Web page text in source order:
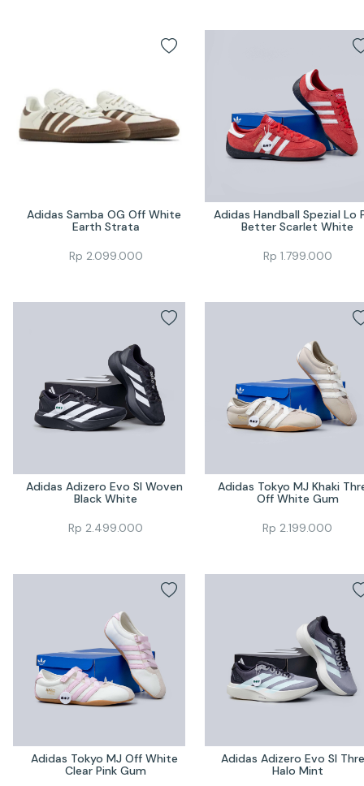
Adidas Samba OG Off White
Earth Strata
Rp 2.099.000
Adidas Handball Spezial Lo
Better Scarlet White
Rp 1.799.000
Adidas Adizero Evo Sl Woven
Black White
Rp 2.499.000
Adidas Tokyo MJ Khaki
Off White Gum
Rp 2.199.000
Adidas Tokyo MJ Off White
Clear Pink Gum
Adidas Adizero Evo Sl
Halo Mint